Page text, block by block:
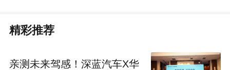
精彩推荐
亲测未来驾感！深蓝汽车X华